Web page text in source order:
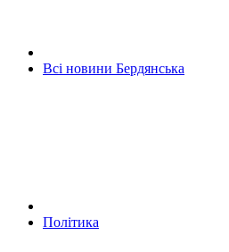
Всі новини Бердянська
Політика